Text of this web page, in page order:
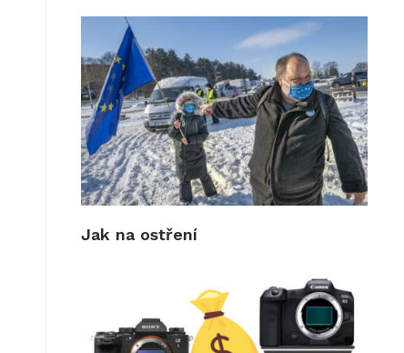
Jak na ostření